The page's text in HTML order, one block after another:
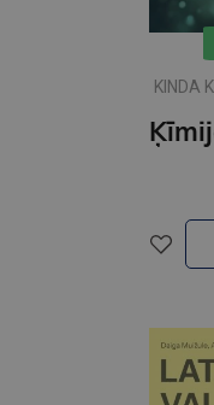
KINDA